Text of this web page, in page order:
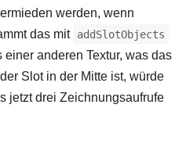
werden, wenn
das mit addSlotObjects
anderen Textur, was das
Slot in der Mitte ist, würde
jetzt drei Zeichnungsaufrufe